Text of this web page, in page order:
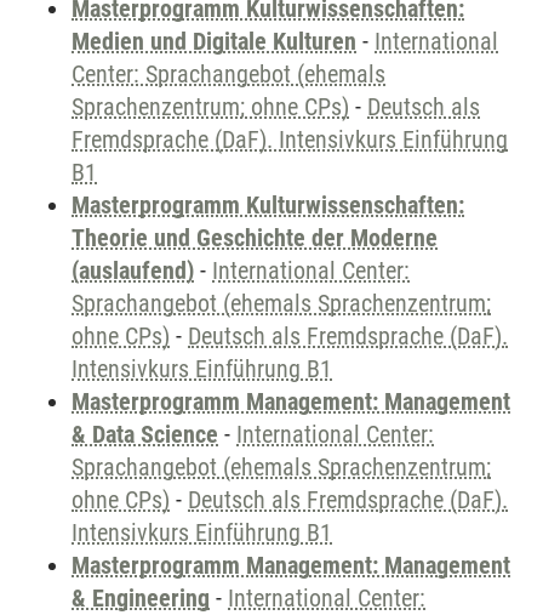
Masterprogramm Kulturwissenschaften:
Medien und Digitale Kulturen - International
Center: Sprachangebot (ehemals
Sprachenzentrum; ohne CPs) - Deutsch als
Fremdsprache (DaF). Intensivkurs Einführung
B1
Masterprogramm Kulturwissenschaften:
Theorie und Geschichte der Moderne
(auslaufend) - International Center:
Sprachangebot (ehemals Sprachenzentrum;
ohne CPs) - Deutsch als Fremdsprache (DaF).
Intensivkurs Einführung B1
Masterprogramm Management: Management
& Data Science - International Center:
Sprachangebot (ehemals Sprachenzentrum;
ohne CPs) - Deutsch als Fremdsprache (DaF).
Intensivkurs Einführung B1
Masterprogramm Management: Management
& Engineering - International Center: